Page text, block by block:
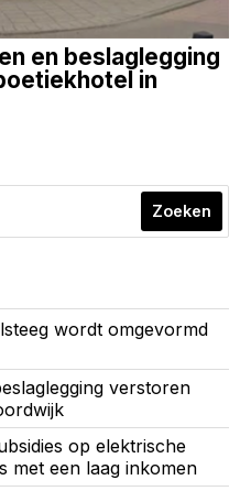
en beslaglegging
in
Zoeken
wordt omgevormd
verstoren
op elektrische
met een laag inkomen